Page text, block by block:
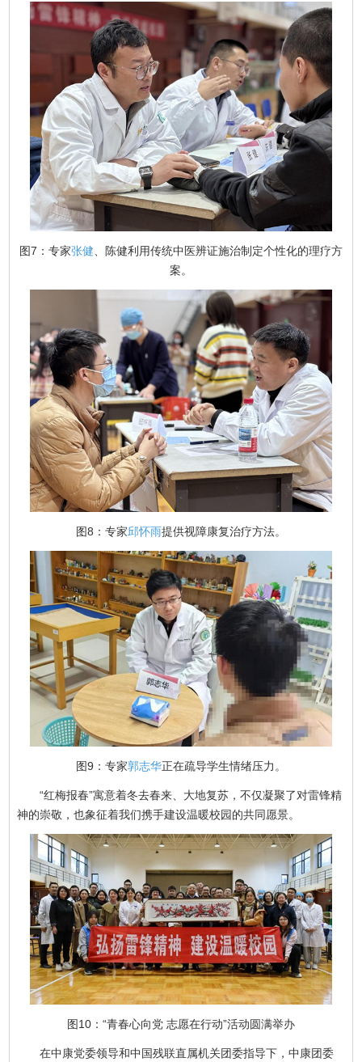
图7：专家张健、陈健利用传统中医辨证施治制定个性化的理疗方
案。
图8：专家邱怀雨提供视障康复治疗方法。
图9：专家郭志华正在疏导学生情绪压力。
“红梅报春”寓意着冬去春来、大地复苏，不仅凝聚了对雷锋精
神的崇敬，也象征着我们携手建设温暖校园的共同愿景。
图10：“青春心向党 志愿在行动”活动圆满举办
在中康党委领导和中国残联直属机关团委指导下，中康团委